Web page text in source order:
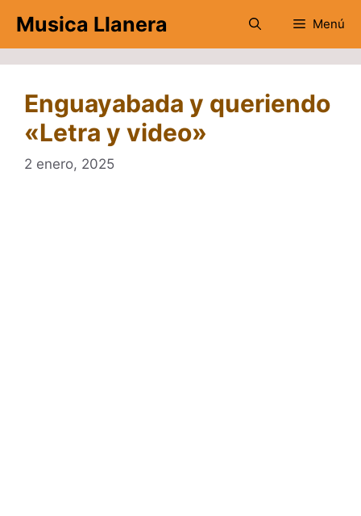
contenido
Musica Llanera Menú
Enguayabada y queriendo
«Letra y video»
2 enero, 2025